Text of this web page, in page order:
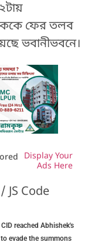
ফের তলব
ভবানীভবনে।
Display Your
Ads Here
JS Code
reached Abhishek's
evade the summons